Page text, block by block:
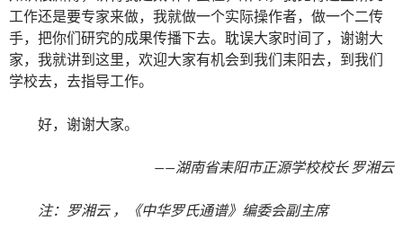
工作还是要专家来做，我就做一个实际操作者，做一个二传
手，把你们研究的成果传播下去。耽误大家时间了，谢谢大
家，我就讲到这里，欢迎大家有机会到我们耒阳去，到我们
学校去，去指导工作。
好，谢谢大家。
——湖南省耒阳市正源学校校长 罗湘云
注：罗湘云 ，《中华罗氏通谱》编委会副主席